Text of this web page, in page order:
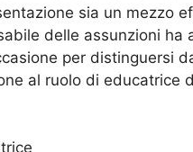
sia un mezzo
delle assunzioni ha
per distinguersi
al ruolo di educatrice